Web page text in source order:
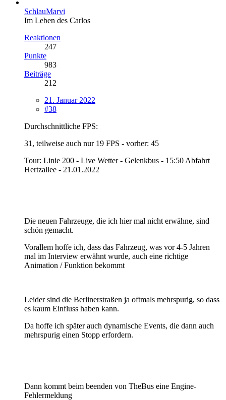
SchlauMarvi
Im Leben des Carlos
Reaktionen
247
Punkte
983
Beiträge
212
21. Januar 2022
#38
Durchschnittliche FPS:
31, teilweise auch nur 19 FPS - vorher: 45
Tour: Linie 200 - Live Wetter - Gelenkbus - 15:50 Abfahrt
Hertzallee - 21.01.2022
Die neuen Fahrzeuge, die ich hier mal nicht erwähne, sind
schön gemacht.
Vorallem hoffe ich, dass das Fahrzeug, was vor 4-5 Jahren
mal im Interview erwähnt wurde, auch eine richtige
Animation / Funktion bekommt
Leider sind die Berlinerstraßen ja oftmals mehrspurig, so dass
es kaum Einfluss haben kann.
Da hoffe ich später auch dynamische Events, die dann auch
mehrspurig einen Stopp erfordern.
Dann kommt beim beenden von TheBus eine Engine-
Fehlermeldung